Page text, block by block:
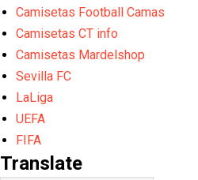
Camisetas Football Camas
Camisetas CT info
Camisetas Mardelshop
Sevilla FC
LaLiga
UEFA
FIFA
Translate